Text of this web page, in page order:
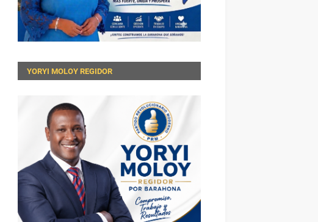
YORYI MOLOY REGIDOR